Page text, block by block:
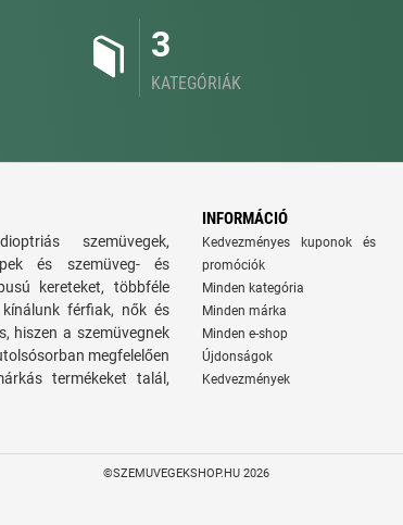
3
KATEGÓRIÁK
szemüvegek,
és szemüveg- és
kereteket, többféle
kínálunk férfiak, nők és
hiszen a szemüvegnek
megfelelően
termékeket talál,
INFORMÁCIÓ
Kedvezményes kuponok és
promóciók
Minden kategória
Minden márka
Minden e-shop
Újdonságok
Kedvezmények
©SZEMUVEGEKSHOP.HU 2026